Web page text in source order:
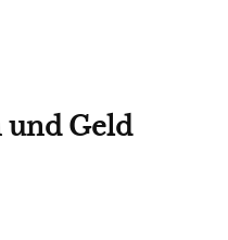
und Geld